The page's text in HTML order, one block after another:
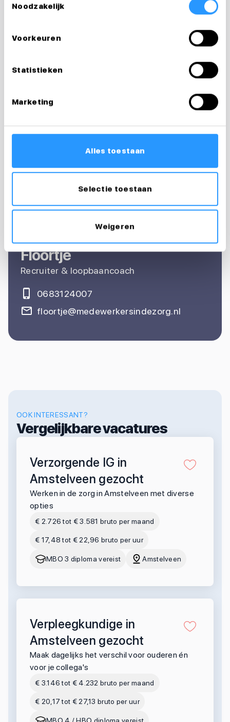
Noodzakelijk
Voorkeuren
Statistieken
Marketing
Alles toestaan
Selectie toestaan
Weigeren
Vragen over je
sollicitatie?
Ik help je graag
Floortje
Recruiter & loopbaancoach
0683124007
floortje@medewerkersindezorg.nl
OOK INTERESSANT?
Vergelijkbare vacatures
Verzorgende IG in
Amstelveen gezocht
Werken in de zorg in Amstelveen met diverse
opties
€ 2.726 tot € 3.581 bruto per maand
€ 17,48 tot € 22,96 bruto per uur
MBO 3 diploma vereist Amstelveen
Verpleegkundige in
Amstelveen gezocht
Maak dagelijks het verschil voor ouderen én
voor je collega's
€ 3.146 tot € 4.232 bruto per maand
€ 20,17 tot € 27,13 bruto per uur